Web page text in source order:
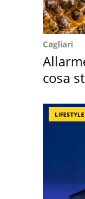
Cagliari
cosa
LIFESTYLE